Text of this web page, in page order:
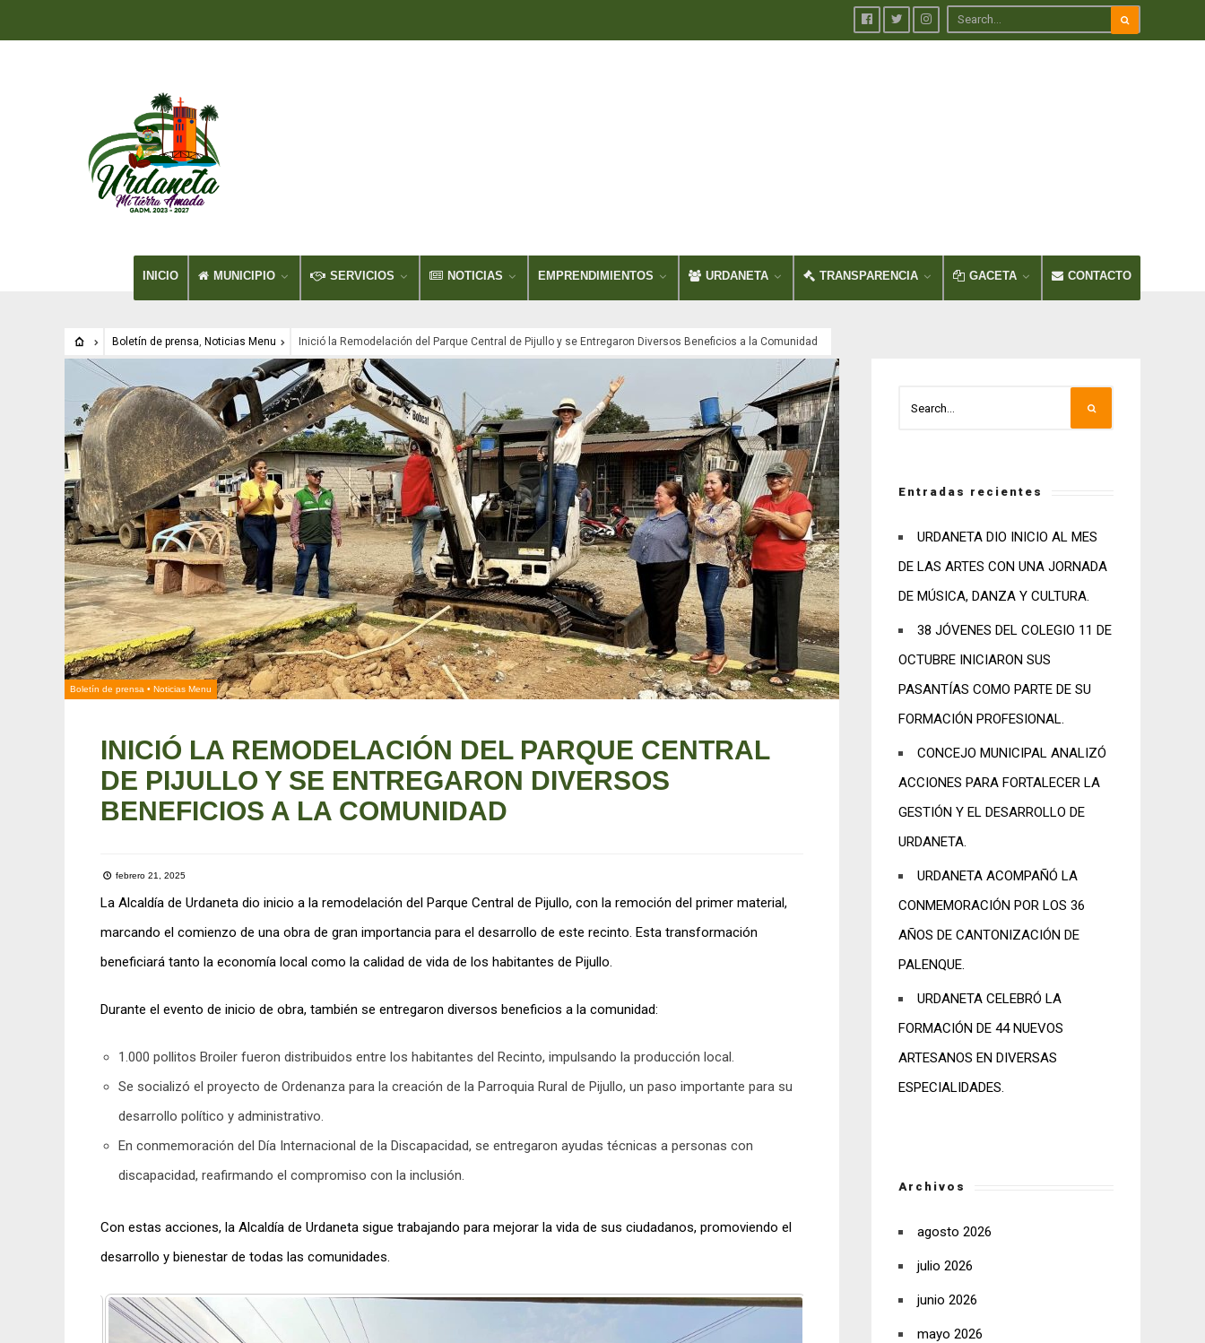
INICIO MUNICIPIO SERVICIOS NOTICIAS EMPRENDIMIENTOS URDANETA TRANSPARENCIA GACETA CONTACTO
Boletín de prensa, Noticias Menu Inició la Remodelación del Parque Central de Pijullo y se Entregaron Diversos Beneficios a la Comunidad
Boletín de prensa • Noticias Menu
INICIÓ LA REMODELACIÓN DEL PARQUE CENTRAL
DE PIJULLO Y SE ENTREGARON DIVERSOS
BENEFICIOS A LA COMUNIDAD
febrero 21, 2025
La Alcaldía de Urdaneta dio inicio a la remodelación del Parque Central de Pijullo, con la remoción del primer material,
marcando el comienzo de una obra de gran importancia para el desarrollo de este recinto. Esta transformación
beneficiará tanto la economía local como la calidad de vida de los habitantes de Pijullo.
Durante el evento de inicio de obra, también se entregaron diversos beneficios a la comunidad:
1.000 pollitos Broiler fueron distribuidos entre los habitantes del Recinto, impulsando la producción local.
Se socializó el proyecto de Ordenanza para la creación de la Parroquia Rural de Pijullo, un paso importante para su
desarrollo político y administrativo.
En conmemoración del Día Internacional de la Discapacidad, se entregaron ayudas técnicas a personas con
discapacidad, reafirmando el compromiso con la inclusión.
Con estas acciones, la Alcaldía de Urdaneta sigue trabajando para mejorar la vida de sus ciudadanos, promoviendo el
desarrollo y bienestar de todas las comunidades.
Entradas recientes
URDANETA DIO INICIO AL MES
DE LAS ARTES CON UNA JORNADA
DE MÚSICA, DANZA Y CULTURA.
38 JÓVENES DEL COLEGIO 11 DE
OCTUBRE INICIARON SUS
PASANTÍAS COMO PARTE DE SU
FORMACIÓN PROFESIONAL.
CONCEJO MUNICIPAL ANALIZÓ
ACCIONES PARA FORTALECER LA
GESTIÓN Y EL DESARROLLO DE
URDANETA.
URDANETA ACOMPAÑÓ LA
CONMEMORACIÓN POR LOS 36
AÑOS DE CANTONIZACIÓN DE
PALENQUE.
URDANETA CELEBRÓ LA
FORMACIÓN DE 44 NUEVOS
ARTESANOS EN DIVERSAS
ESPECIALIDADES.
Archivos
agosto 2026
julio 2026
junio 2026
mayo 2026